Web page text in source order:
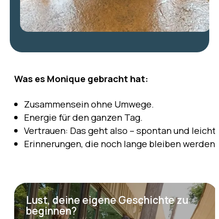
Was es Monique gebracht hat:
Zusammensein ohne Umwege.
Energie für den ganzen Tag.
Vertrauen: Das geht also – spontan und leicht.
Erinnerungen, die noch lange bleiben werden.
Lust, deine eigene Geschichte zu
beginnen?